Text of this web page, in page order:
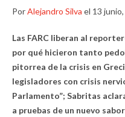
PorAlejandro Silva el 13
Las FARC liberan al
por qué hicieron tanto
pitorrea de la crisis en
legisladores con crisis
Parlamento”; Sabritas
a pruebas de un nuevo